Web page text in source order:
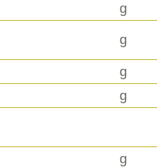
g
g
g
g
g